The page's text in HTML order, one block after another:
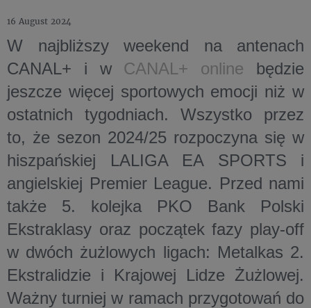
16 August 2024
W najbliższy weekend na antenach
CANAL+ i w CANAL+ online będzie
jeszcze więcej sportowych emocji niż w
ostatnich tygodniach. Wszystko przez
to, że sezon 2024/25 rozpoczyna się w
hiszpańskiej LALIGA EA SPORTS i
angielskiej Premier League. Przed nami
także 5. kolejka PKO Bank Polski
Ekstraklasy oraz początek fazy play-off
w dwóch żużlowych ligach: Metalkas 2.
Ekstralidzie i Krajowej Lidze Żużlowej.
Ważny turniej w ramach przygotowań do